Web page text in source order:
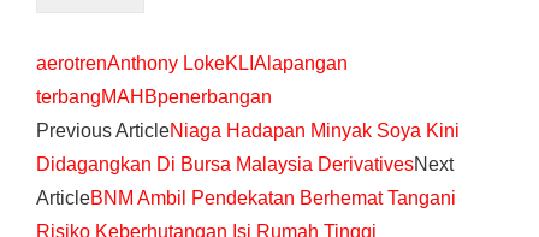
aerotrenAnthony LokeKLIA lapangan
terbangMAHBpenerbangan
Previous ArticleNiaga Hadapan Minyak Soya Kini
Didagangkan Di Bursa Malaysia DerivativesNext
ArticleBNM Ambil Pendekatan Berhemat Tangani
Risiko Keberhutangan Isi Rumah Tinggi